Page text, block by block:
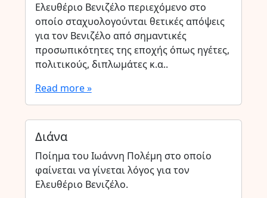
Ελευθέριο Βενιζέλο περιεχόμενο στο
οποίο σταχυολογούνται θετικές απόψεις
για τον Βενιζέλο από σημαντικές
προσωπικότητες της εποχής όπως ηγέτες,
πολιτικούς, διπλωμάτες κ.α..
Read more »
Διάνα
Ποίημα του Ιωάννη Πολέμη στο οποίο
φαίνεται να γίνεται λόγος για τον
Ελευθέριο Βενιζέλο.